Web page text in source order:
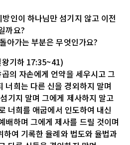
인이 하나님만 섬기지 않고 이전
까요?
아가는 부분은 무엇인가요?
기하 17:35~41)
의 자손에게 언약을 세우시고 그
너희는 다른 신을 경외하지 말며
기지 말며 그에게 제사하지 말고
너희를 애굽에서 인도하여 내신
배하며 그에게 제사를 드릴 것이며
여 기록한 율례와 법도와 율법과